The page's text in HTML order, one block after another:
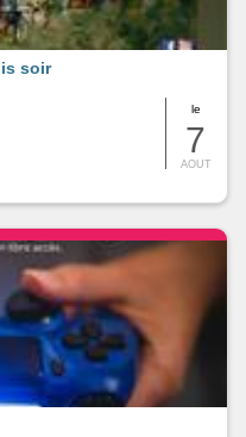
le
7
AOUT
soir